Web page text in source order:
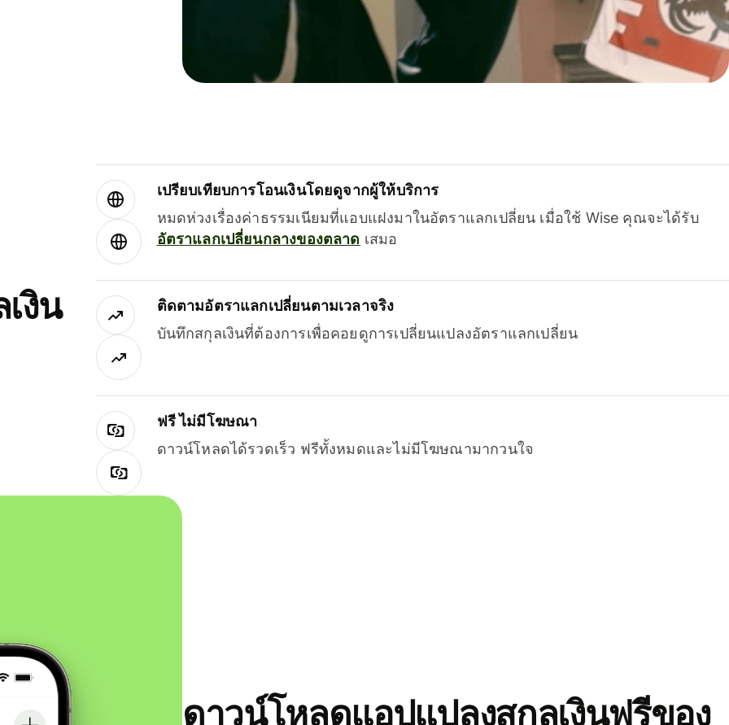
งิน
เปรียบเทียบการโอนเงินโดยดูจากผู้ให้บริการ
หมดห่วงเรื่องค่าธรรมเนียมที่แอบแฝงมาในอัตราแลกเปลี่ยน เมื่อใช้ Wise คุณจะได้รับ
อัตราแลกเปลี่ยนกลางของตลาด เสมอ
ติดตามอัตราแลกเปลี่ยนตามเวลาจริง
บันทึกสกุลเงินที่ต้องการเพื่อคอยดูการเปลี่ยนแปลงอัตราแลกเปลี่ยน
ฟรี ไม่มีโฆษณา
ดาวน์โหลดได้รวดเร็ว ฟรีทั้งหมดและไม่มีโฆษณามากวนใจ
ดาวน์โหลดแอปแปลงสกุลเงินฟรีของ